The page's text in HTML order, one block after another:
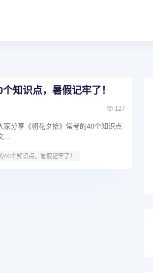
知识点，暑假记牢了！
127
分享《朝花夕拾》常考的40个知识点
个知识点，暑假记牢了！